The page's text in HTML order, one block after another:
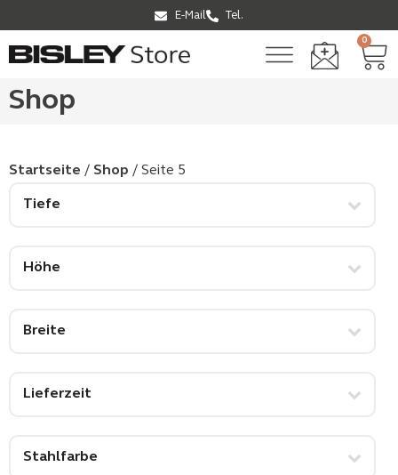
E-Mail Tel.
0
Shop
Startseite / Shop / Seite 5
Tiefe
Höhe
Breite
Lieferzeit
Stahlfarbe